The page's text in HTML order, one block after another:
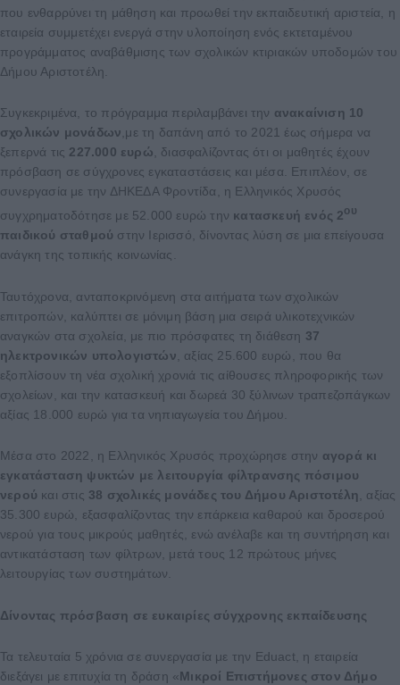
που ενθαρρύνει τη μάθηση και προωθεί την εκπαιδευτική αριστεία, η
εταιρεία συμμετέχει ενεργά στην υλοποίηση ενός εκτεταμένου
προγράμματος αναβάθμισης των σχολικών κτιριακών υποδομών του
Δήμου Αριστοτέλη.
Συγκεκριμένα, το πρόγραμμα περιλαμβάνει την ανακαίνιση 10
σχολικών μονάδων ,με τη δαπάνη από το 2021 έως σήμερα να
ξεπερνά τις 227.000 ευρώ , διασφαλίζοντας ότι οι μαθητές έχουν
πρόσβαση σε σύγχρονες εγκαταστάσεις και μέσα. Επιπλέον, σε
συνεργασία με την ΔΗΚΕΔΑ Φροντίδα, η Ελληνικός Χρυσός
συγχρηματοδότησε με 52.000 ευρώ την κατασκευή ενός 2ου
παιδικού σταθμού στην Ιερισσό, δίνοντας λύση σε μια επείγουσα
ανάγκη της τοπικής κοινωνίας.
Ταυτόχρονα, ανταποκρινόμενη στα αιτήματα των σχολικών
επιτροπών, καλύπτει σε μόνιμη βάση μια σειρά υλικοτεχνικών
αναγκών στα σχολεία, με πιο πρόσφατες τη διάθεση 37
ηλεκτρονικών υπολογιστών , αξίας 25.600 ευρώ, που θα
εξοπλίσουν τη νέα σχολική χρονιά τις αίθουσες πληροφορικής των
σχολείων, και την κατασκευή και δωρεά 30 ξύλινων τραπεζοπάγκων
αξίας 18.000 ευρώ για τα νηπιαγωγεία του Δήμου.
Μέσα στο 2022, η Ελληνικός Χρυσός προχώρησε στην αγορά κι
εγκατάσταση ψυκτών με λειτουργία φίλτρανσης πόσιμου
νερού και στις 38 σχολικές μονάδες του Δήμου Αριστοτέλη
, αξίας
35.300 ευρώ, εξασφαλίζοντας την επάρκεια καθαρού και δροσερού
νερού για τους μικρούς μαθητές, ενώ ανέλαβε και τη συντήρηση και
αντικατάσταση των φίλτρων, μετά τους 12 πρώτους μήνες
λειτουργίας των συστημάτων.
Δίνοντας πρόσβαση σε ευκαιρίες σύγχρονης εκπαίδευσης
Τα τελευταία 5 χρόνια σε συνεργασία με την Eduact, η εταιρεία
διεξάγει με επιτυχία τη δράση «Μικροί Επιστήμονες στον Δήμο